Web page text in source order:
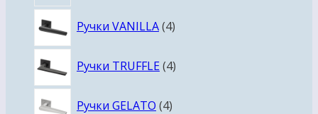
Ручки VANILLA 44
Ручки TRUFFLE 44
Ручки GELATO 44